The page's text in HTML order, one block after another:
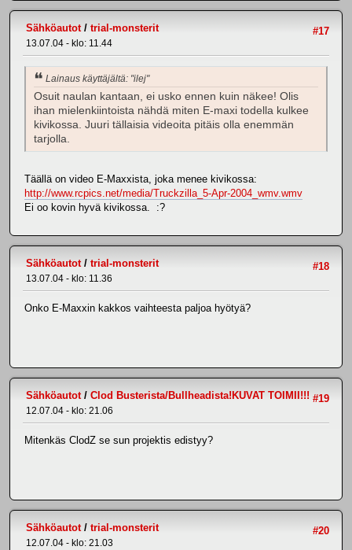
#17
Sähköautot/ trial-monsterit
13.07.04 - klo: 11.44
Lainaus käyttäjältä: "ilej"
Osuit naulan kantaan, ei usko ennen kuin näkee! Olis
ihan mielenkiintoista nähdä miten E-maxi todella kulkee
kivikossa. Juuri tällaisia videoita pitäis olla enemmän
tarjolla.
Täällä on video E-Maxxista, joka menee kivikossa:
http://www.rcpics.net/media/Truckzilla_5-Apr-2004_wmv.wmv
Ei oo kovin hyvä kivikossa. :?
#18
Sähköautot/ trial-monsterit
13.07.04 - klo: 11.36
Onko E-Maxxin kakkos vaihteesta paljoa hyötyä?
#19
Sähköautot/ Clod Busterista/Bullheadista!KUVAT TOIMII!!!
12.07.04 - klo: 21.06
Mitenkäs ClodZ se sun projektis edistyy?
#20
Sähköautot/ trial-monsterit
12.07.04 - klo: 21.03